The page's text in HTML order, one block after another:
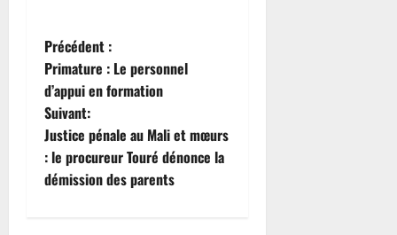
N
a
v
i
Précédent :
Primature : Le personnel
d’appui en formation
Suivant:
Justice pénale au Mali et mœurs
: le procureur Touré dénonce la
démission des parents